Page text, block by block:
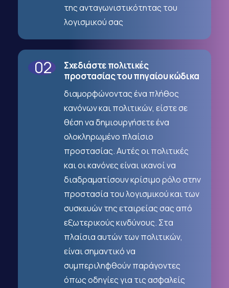
της ανταγωνιστικότητας του
λογισμικού σας
02
Σχεδιάστε πολιτικές
προστασίας του πηγαίου κώδικα
διαμορφώνοντας ένα πλήθος
κανόνων και πολιτικών, είστε σε
θέση να δημιουργήσετε ένα
ολοκληρωμένο πλαίσιο
προστασίας. Αυτές οι πολιτικές
και οι κανόνες είναι ικανοί να
διαδραματίσουν κρίσιμο ρόλο στην
προστασία του λογισμικού και των
συσκευών της εταιρείας σας από
εξωτερικούς κινδύνους. Στα
πλαίσια αυτών των πολιτικών,
είναι σημαντικό να
συμπεριληφθούν παράγοντες
όπως οδηγίες για τις ασφαλείς